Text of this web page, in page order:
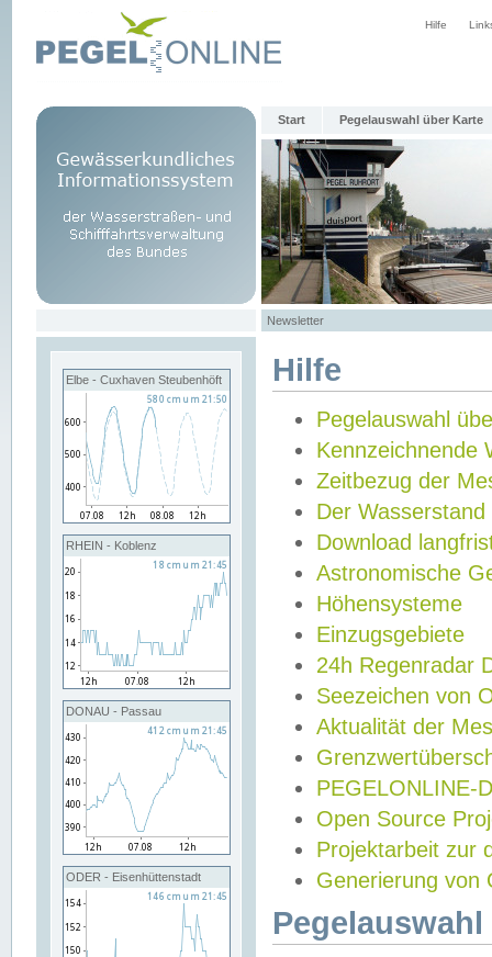
Hilfe
Start Pegelauswahl über Karte
Newsletter
Elbe - Cuxhaven Steubenhöft
RHEIN - Koblenz
DONAU - Passau
ODER - Eisenhüttenstadt
Hilfe
Pegelauswahl
Kennzeichnende
Zeitbezug der
Der Wasserstand
Download
Astronomische
Höhensysteme
Einzugsgebiete
24h Regenradar
Seezeichen von
Aktualität der
PEGELONLINE-
Open Source
Projektarbeit zur
Generierung von